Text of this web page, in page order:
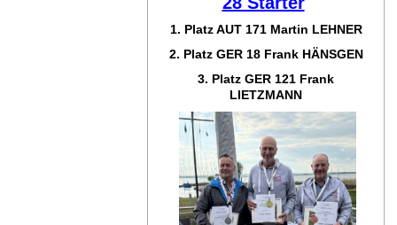
1. Platz AUT 171 Martin LEHNER
2. Platz GER 18 Frank HÄNSGEN
3. Platz GER 121 Frank
LIETZMANN